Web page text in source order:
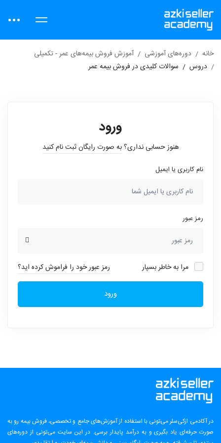
خانه دوره‌های آموزشی
آموزش فروش بیمه‌های عمر - تکمیلی
دروس
سوالات کلیدی در فروش بیمه عمر
ورود
هنوز حسابی نداری؟به صورت رایگان ثبت نام کنید
نام کاربری یا ایمیل
رمز عبور
مرا به خاطر بسپار رمز عبور خود را فراموش کرده اید؟
ورود
در آکادمی ازکی‌سلر می‌تونی با استفاده از آموزش‌های جامع و تخصصی، فروش بیمه رو به
صورت حرفه‌ای یاد بگیری و به درآمد پایدار برسی. در این سایت می‌تونی از دوره‌های